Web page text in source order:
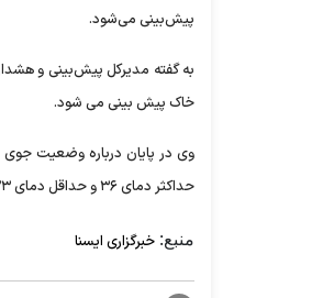
پیش‌بینی می‌شود.
به گفته مدیرکل پیش‌بینی و
خاک پیش بینی می شود.
حداکثر دمای ۳۶ و حداقل دمای ۲۳ درجه سانتیگراد پیش‌بینی می‌شود.
منبع: خبرگزاری ایسنا